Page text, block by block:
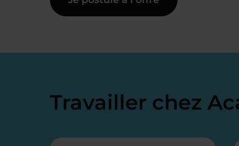
Travailler chez